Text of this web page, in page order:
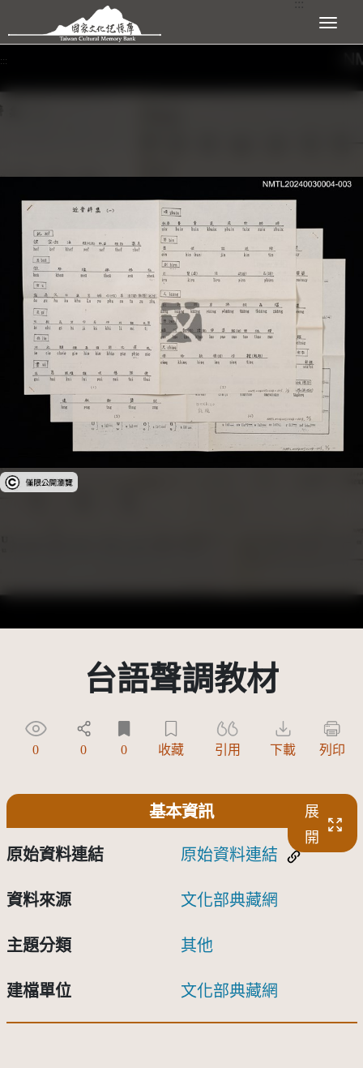
跳到主要內容區塊 展開選單
:::
受著作權法保護-僅限於本平台有限度公開瀏覽
台語聲調教材
0 0 0 收藏 引用 下載 列印
基本資訊
展
開
原始資料連結 原始資料連結
資料來源 文化部典藏網
主題分類 其他
建檔單位 文化部典藏網